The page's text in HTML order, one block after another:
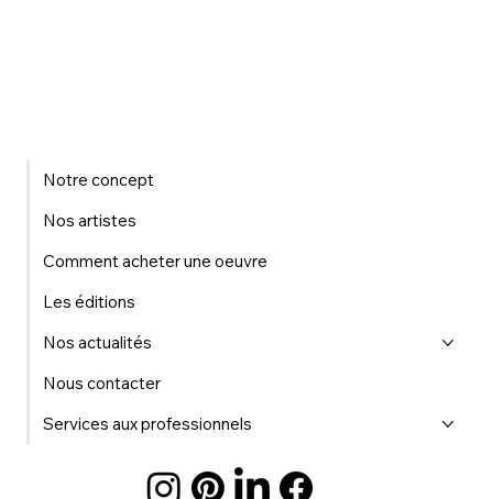
Notre concept
Nos artistes
Comment acheter une oeuvre
Les éditions
Nos actualités
Nous contacter
Services aux professionnels